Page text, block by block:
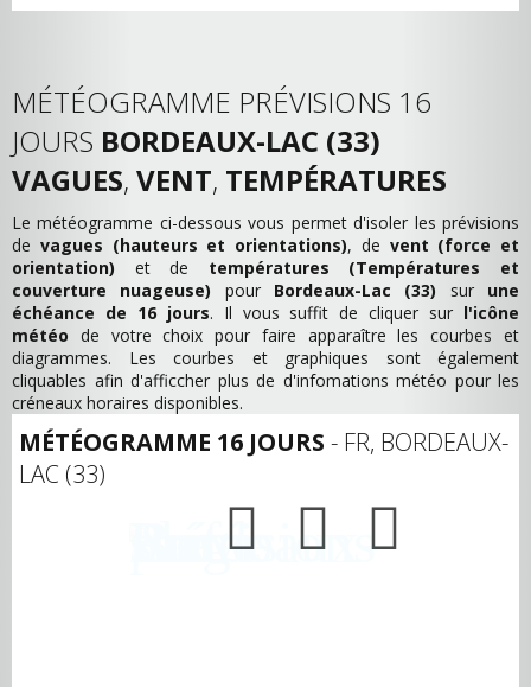
MÉTÉOGRAMME PRÉVISIONS 16
JOURS BORDEAUX-LAC (33)
VAGUES, VENT, TEMPÉRATURES
Le météogramme ci-dessous vous permet d'isoler les prévisions
de vagues (hauteurs et orientations), de vent (force et
orientation) et de températures (Températures et
couverture nuageuse) pour Bordeaux-Lac (33) sur une
échéance de 16 jours. Il vous suffit de cliquer sur l'icône
météo de votre choix pour faire apparaître les courbes et
diagrammes. Les courbes et graphiques sont également
cliquables afin d'afficcher plus de d'infomations météo pour les
créneaux horaires disponibles.
MÉTÉOGRAMME 16 JOURS - FR, BORDEAUX-
LAC (33)